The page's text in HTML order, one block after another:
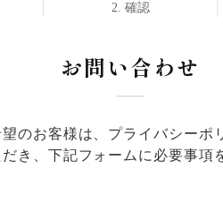
確認
お問い合わせ
のお客様は、 プライバシーポ
き、下記フォームに必要事項